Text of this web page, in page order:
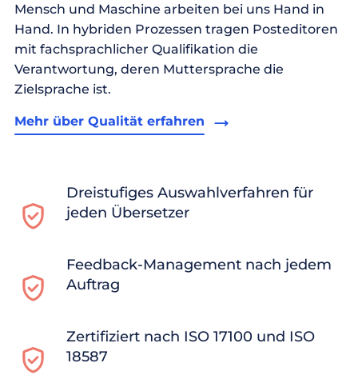
Mensch und Maschine arbeiten bei uns Hand in
Hand. In hybriden Prozessen tragen Posteditoren
mit fachsprachlicher Qualifikation die
Verantwortung, deren Muttersprache die
Zielsprache ist.
Mehr über Qualität erfahren
Dreistufiges Auswahlverfahren für
jeden Übersetzer
Feedback-Management nach jedem
Auftrag
Zertifiziert nach ISO 17100 und ISO
18587